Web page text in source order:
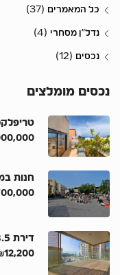
כל המאמרים (37)
נדל״ן מסחרי (4)
נכסים (12)
נכסים מומלצים
חנות
דירת 3.5 חד’ בפרויקט “אורו” בית המכס